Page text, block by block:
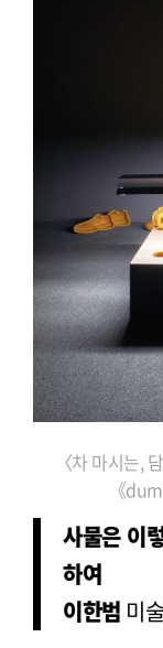
〈차 마시는,
《
사물은 이
하여
이한범 미